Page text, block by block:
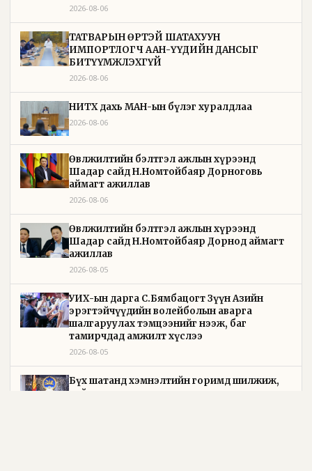
2026-08-06
ТАТВАРЫН ӨРТЭЙ ШАТАХУУН
ИМПОРТЛОГЧ ААН-ҮҮДИЙН ДАНСЫГ
БИТҮҮМЖЛЭХГҮЙ
2026-08-06
НИТХ дахь МАН-ын бүлэг хуралдлаа
2026-08-06
Өвөлжилтийн бэлтгэл ажлын хүрээнд
Шадар сайд Н.Номтойбаяр Дорноговь
аймагт ажиллав
2026-08-06
Өвөлжилтийн бэлтгэл ажлын хүрээнд
Шадар сайд Н.Номтойбаяр Дорнод аймагт
ажиллав
2026-08-05
УИХ-ын дарга С.Бямбацогт Зүүн Азийн
эрэгтэйчүүдийн волейболын аварга
шалгаруулах тэмцээнийг нээж, баг
тамирчдад амжилт хүслээ
2026-08-05
Бүх шатанд хэмнэлтийн горимд шилжиж,
найр наадам, зөвлөгөөн, гадаад томилолтыг